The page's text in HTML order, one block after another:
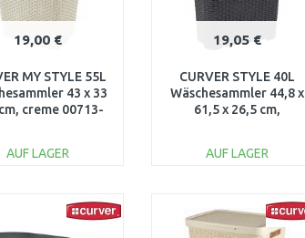
19,00 €
MY STYLE 55L
43 x 33
creme 00713-
AUF LAGER
Vergleichen
19,05 €
CURVER STYLE 40L
Wäschesammler 44,8 x
61,5 x 26,5 cm,
AUF LAGER
Vergleichen